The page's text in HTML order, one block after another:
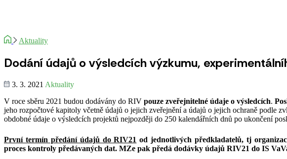
Aktuality
Dodání údajů o výsledcích výzkumu,
3. 3. 2021 Aktuality
V roce sběru 2021 budou dodávány do RIV pouze zveřejnitelné údaje o výsledcích.
jeho rozpočtové kapitoly včetně údajů o jejich zveřejnění a údajů o jejich ochraně podle
obdobné údaje o výsledcích projektů nejpozději do 250 kalendářních dnů po ukončení
První termín předání údajů do RIV21 od jednotlivých předkladatelů, tj
proces kontroly předávaných dat. MZe pak předá dodávky údajů RIV21 do IS